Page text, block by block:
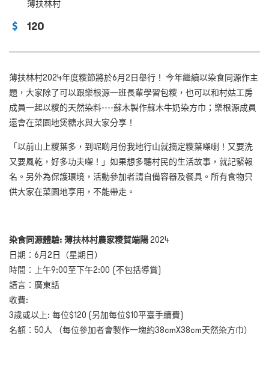
薄扶林村
120
薄扶林村2024年度糭節將於6月2日舉行！ 今年繼續以染食同源作主
題 ， 大家除了可以跟樂根源一班長輩學習包糭，也可以和村姑工房
成員一起以糭的天然染料----蘇木製作蘇木牛奶染方巾 ； 樂根源成員
還會在菜園地煲糖水與大家分享 ！
「以前山上糭葉多，到呢啲月份我地行山就摘定糭葉㗎喇！又要洗
又要風乾，好多功夫㗎 ！」 如果想多聽村民的生活故事，就記緊報
名 。 另外為保護環境，活動參加者請自備容器及餐具。所有食物只
供大家在菜園地享用，不能帶走。
染食同源體驗: 薄扶林村農家糭賀端陽2024
日期： 6月2日（星期日）
時間：上午9:00至下午2:00 (不包括導賞)
語言：廣東話
收費:
3歲或以上: 每位$120 (另加每位$10平臺手續費)
名額： 50人 （每位參加者會製作一塊約38cmX38cm天然染方巾）